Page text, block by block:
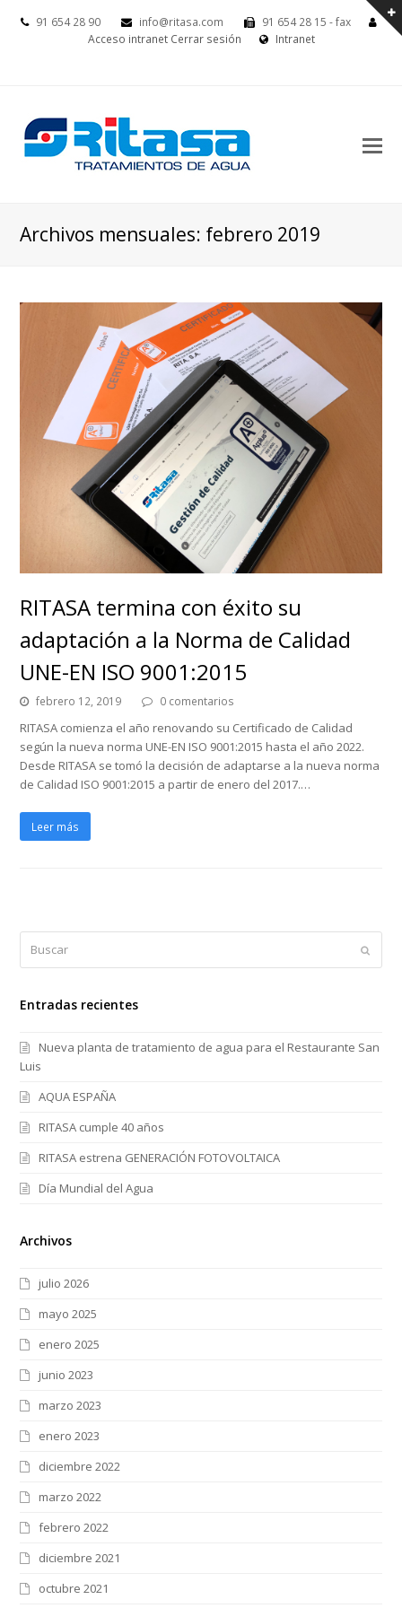
91 654 28 90 info@ritasa.com
91 654 28 15 - fax
Acceso intranet Cerrar sesión Intranet
Archivos mensuales: febrero 2019
RITASA termina con éxito su
adaptación a la Norma de Calidad
UNE-EN ISO 9001:2015
febrero 12, 2019 0 comentarios
RITASA comienza el año renovando su Certificado de Calidad
según la nueva norma UNE-EN ISO 9001:2015 hasta el año 2022.
Desde RITASA se tomó la decisión de adaptarse a la nueva norma
de Calidad ISO 9001:2015 a partir de enero del 2017.…
Leer más
Enviar
Entradas recientes
Nueva planta de tratamiento de agua para el Restaurante San
Luis
AQUA ESPAÑA
RITASA cumple 40 años
RITASA estrena GENERACIÓN FOTOVOLTAICA
Día Mundial del Agua
Archivos
julio 2026
mayo 2025
enero 2025
junio 2023
marzo 2023
enero 2023
diciembre 2022
marzo 2022
febrero 2022
diciembre 2021
octubre 2021